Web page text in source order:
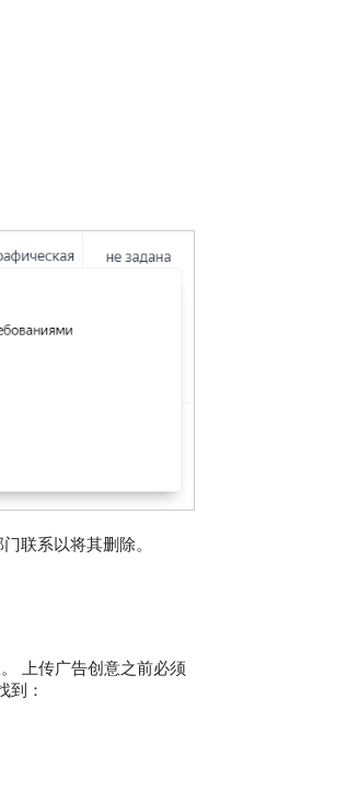
联系以将其删除。
上传广告创意之前必须
到：